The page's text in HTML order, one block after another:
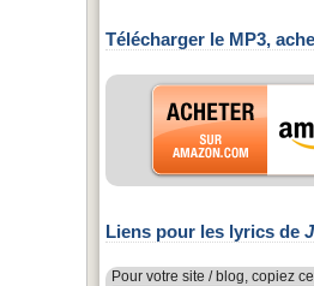
Télécharger le MP3,
Liens pour les lyrics de
Pour votre site / blog, copiez